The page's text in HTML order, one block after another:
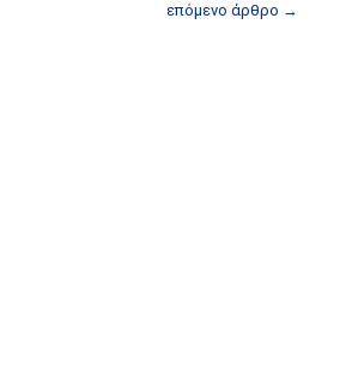
επόμενο άρθρο →